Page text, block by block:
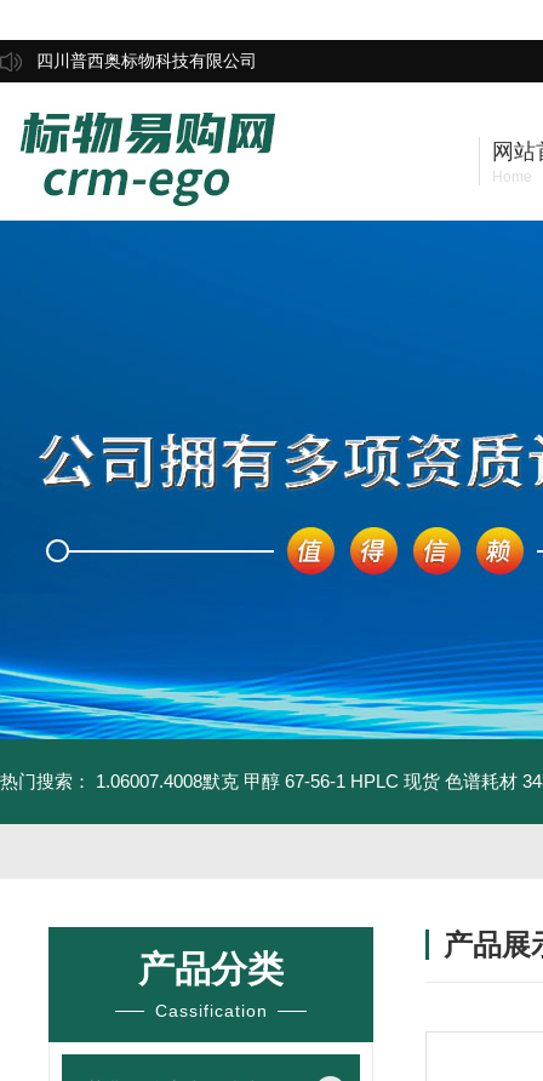
四川普西奥标物科技有限公司
网站
Home
热门搜索： 1.06007.4008默克 甲醇 67-56-1 HPLC 现货 色谱耗材
产品分类
Cassification
产品展